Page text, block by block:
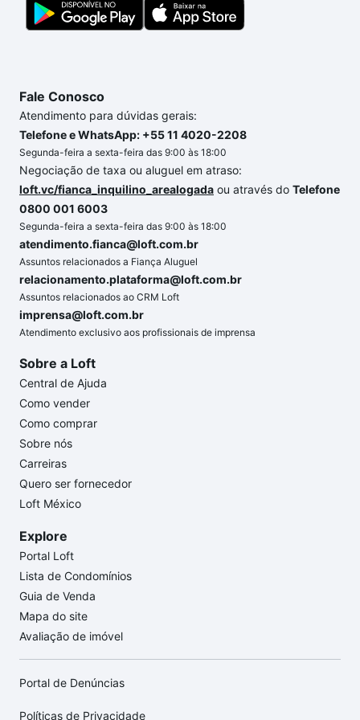
Fale Conosco
Atendimento para dúvidas gerais:
Telefone e WhatsApp: +55 11 4020-2208
Segunda-feira a sexta-feira das 9:00 às 18:00
Negociação de taxa ou aluguel em atraso:
loft.vc/fianca_inquilino_arealogada ou através do Telefone
0800 001 6003
Segunda-feira a sexta-feira das 9:00 às 18:00
atendimento.fianca@loft.com.br
Assuntos relacionados a Fiança Aluguel
relacionamento.plataforma@loft.com.br
Assuntos relacionados ao CRM Loft
imprensa@loft.com.br
Atendimento exclusivo aos profissionais de imprensa
Sobre a Loft
Central de Ajuda
Como vender
Como comprar
Sobre nós
Carreiras
Quero ser fornecedor
Loft México
Explore
Portal Loft
Lista de Condomínios
Guia de Venda
Mapa do site
Avaliação de imóvel
Portal de Denúncias
Políticas de Privacidade